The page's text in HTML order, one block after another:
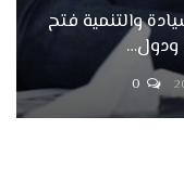
والتنمية فتح
ودول…